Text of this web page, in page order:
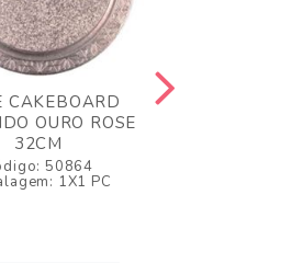
CAKEBOARD
OURO ROSE
32CM
50864
1X1 PC